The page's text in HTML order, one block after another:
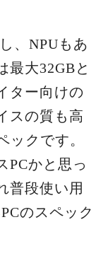
、NPUもあ
最大32GBと
ター向けの
スの質も高
ックです。
PCかと思っ
普段使い用
のスペック